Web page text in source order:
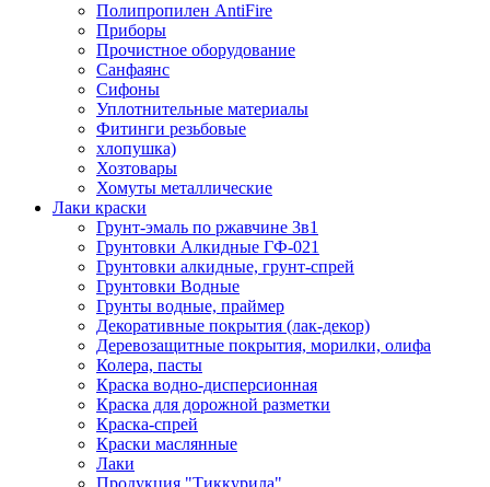
Полипропилен AntiFire
Приборы
Прочистное оборудование
Санфаянс
Сифоны
Уплотнительные материалы
Фитинги резьбовые
хлопушка)
Хозтовары
Хомуты металлические
Лаки краски
Грунт-эмаль по ржавчине 3в1
Грунтовки Алкидные ГФ-021
Грунтовки алкидные, грунт-спрей
Грунтовки Водные
Грунты водные, праймер
Декоративные покрытия (лак-декор)
Деревозащитные покрытия, морилки, олифа
Колера, пасты
Краска водно-дисперсионная
Краска для дорожной разметки
Краска-спрей
Краски маслянные
Лаки
Продукция "Тиккурила"